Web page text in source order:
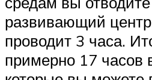
развивающий
проводит 3 часа.
примерно 17 часов